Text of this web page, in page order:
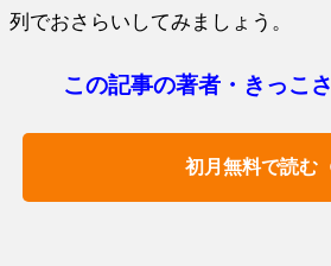
列でおさらいしてみましょう。
この記事の著者・きっこ
初月無料で読む